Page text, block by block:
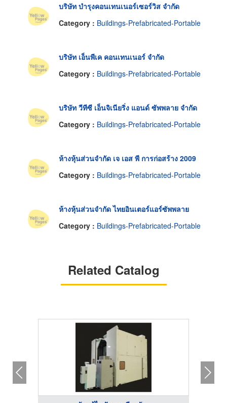
บริษัท บำรุงคอนเทนเนอร์เซอร์วิส จำกัด
Category : Buildings-Prefabricated-Portable
บริษัท เอ็นพีเค คอนเทนเนอร์ จำกัด
Category : Buildings-Prefabricated-Portable
บริษัท วีทีซี เอ็นจิเนียริ่ง แอนด์ ซัพพลาย จำกัด
Category : Buildings-Prefabricated-Portable
ห้างหุ้นส่วนจำกัด เจ เอส พี การก่อสร้าง 2009
Category : Buildings-Prefabricated-Portable
ห้างหุ้นส่วนจำกัด ไทยอินเตอร์แอร์ซัพพลาย
Category : Buildings-Prefabricated-Portable
Related Catalog